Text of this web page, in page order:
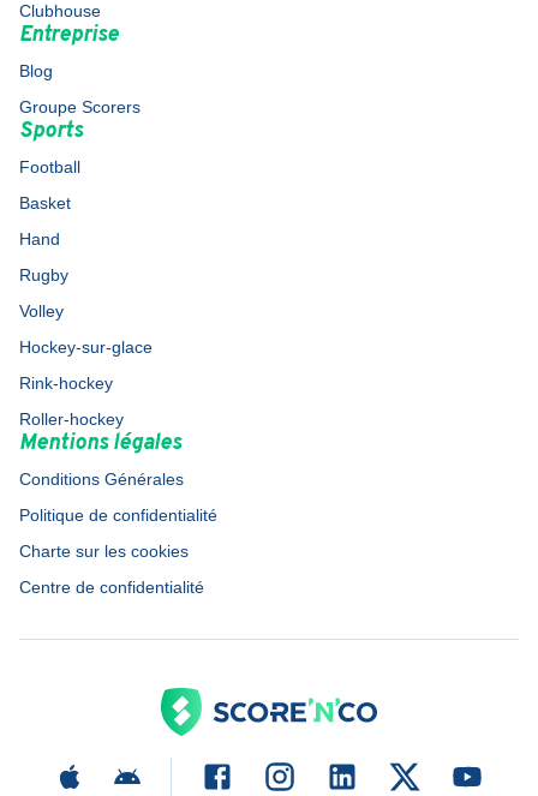
Clubhouse
Entreprise
Blog
Groupe Scorers
Sports
Football
Basket
Hand
Rugby
Volley
Hockey-sur-glace
Rink-hockey
Roller-hockey
Mentions légales
Conditions Générales
Politique de confidentialité
Charte sur les cookies
Centre de confidentialité